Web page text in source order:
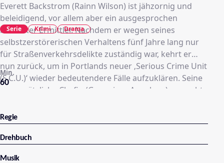
Everett Backstrom (Rainn Wilson) ist jähzornig und
beleidigend, vor allem aber ein ausgesprochen
brillianter Ermittler. Nachdem er wegen seines
selbstzerstörerischen Verhaltens fünf Jahre lang nur
für Straßenverkehrsdelikte zuständig war, kehrt er
nun zurück, um in Portlands neuer ‚Serious Crime Unit
(S.C.U.)‘ wieder bedeutendere Fälle aufzuklären. Seine
gegensätzliche Chefin (Genenieve Angelson) versucht,
60
Min.
Serie Krimi Drama
Regie
Drehbuch
Musik